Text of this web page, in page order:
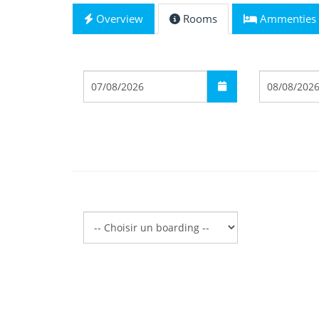
Overview Rooms Ammenties